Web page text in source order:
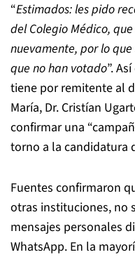
“Estimados: les pido
del Colegio Médico,
nuevamente, por lo
que no han votado”.
tiene por remitente al
María, Dr. Cristían
confirmar una
torno a la candidatura
Fuentes confirmaron
otras instituciones, no
mensajes personales
WhatsApp. En la